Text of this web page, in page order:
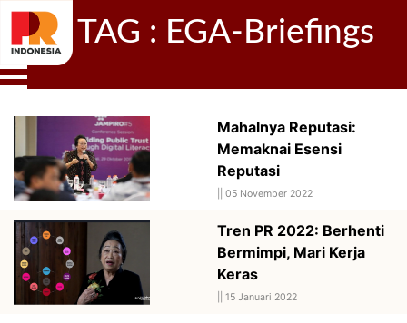
TAG : EGA-Briefings
Mahalnya Reputasi:
Memaknai Esensi
Reputasi
05 November 2022
Tren PR 2022: Berhenti
Bermimpi, Mari Kerja
Keras
15 Januari 2022